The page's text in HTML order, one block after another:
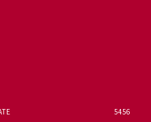
5456